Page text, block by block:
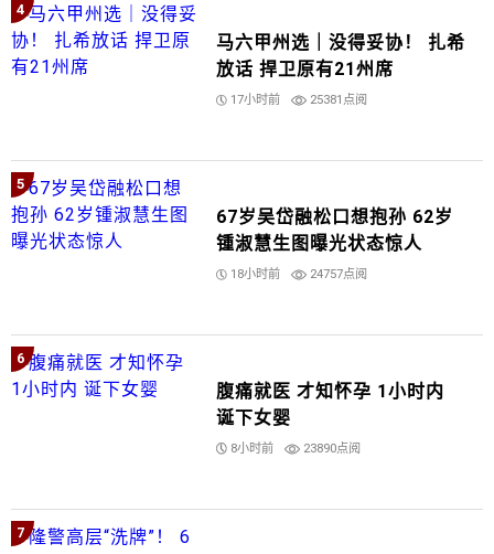
4
马六甲州选｜没得妥协！ 扎希
放话 捍卫原有21州席
17小时前 25381点阅
5
67岁吴岱融松口想抱孙 62岁
锺淑慧生图曝光状态惊人
18小时前 24757点阅
6
腹痛就医 才知怀孕 1小时内
诞下女婴
8小时前 23890点阅
7